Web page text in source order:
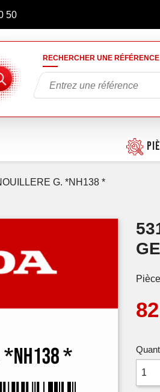
50
RECHERCHER UNE RÉFÉRENCE
G. *NH138 *